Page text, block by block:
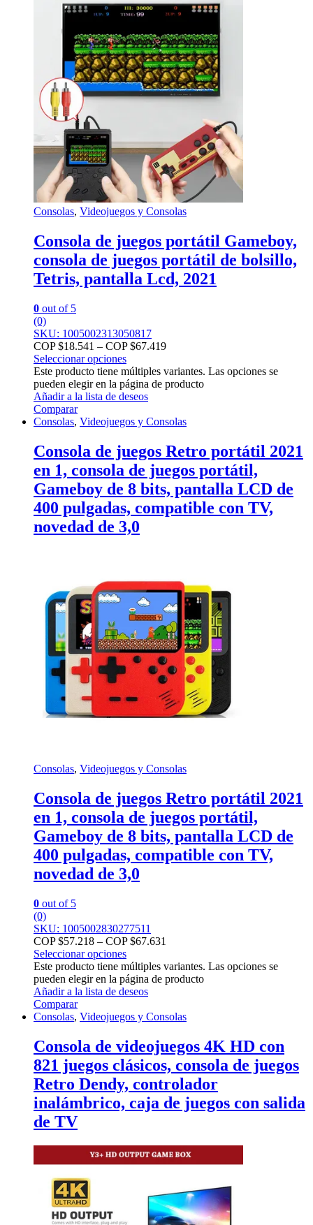
Consolas, Videojuegos y Consolas
Consola de juegos portátil Gameboy,
consola de juegos portátil de bolsillo,
Tetris, pantalla Lcd, 2021
0 out of 5
(0)
SKU: 1005002313050817
COP $18.541 – COP $67.419
Seleccionar opciones
Este producto tiene múltiples variantes. Las opciones se
pueden elegir en la página de producto
Añadir a la lista de deseos
Comparar
Consolas, Videojuegos y Consolas
Consola de juegos Retro portátil 2021
en 1, consola de juegos portátil,
Gameboy de 8 bits, pantalla LCD de
400 pulgadas, compatible con TV,
novedad de 3,0
Consolas, Videojuegos y Consolas
Consola de juegos Retro portátil 2021
en 1, consola de juegos portátil,
Gameboy de 8 bits, pantalla LCD de
400 pulgadas, compatible con TV,
novedad de 3,0
0 out of 5
(0)
SKU: 1005002830277511
COP $57.218 – COP $67.631
Seleccionar opciones
Este producto tiene múltiples variantes. Las opciones se
pueden elegir en la página de producto
Añadir a la lista de deseos
Comparar
Consolas, Videojuegos y Consolas
Consola de videojuegos 4K HD con
821 juegos clásicos, consola de juegos
Retro Dendy, controlador
inalámbrico, caja de juegos con salida
de TV